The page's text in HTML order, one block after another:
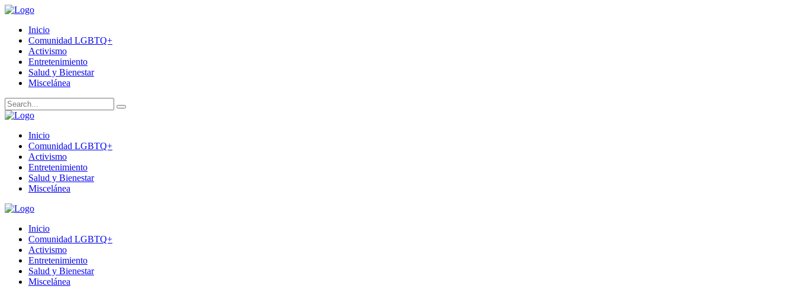
Inicio
Comunidad LGBTQ+
Activismo
Entretenimiento
Salud y Bienestar
Miscelánea
Inicio
Comunidad LGBTQ+
Activismo
Entretenimiento
Salud y Bienestar
Miscelánea
Inicio
Comunidad LGBTQ+
Activismo
Entretenimiento
Salud y Bienestar
Miscelánea